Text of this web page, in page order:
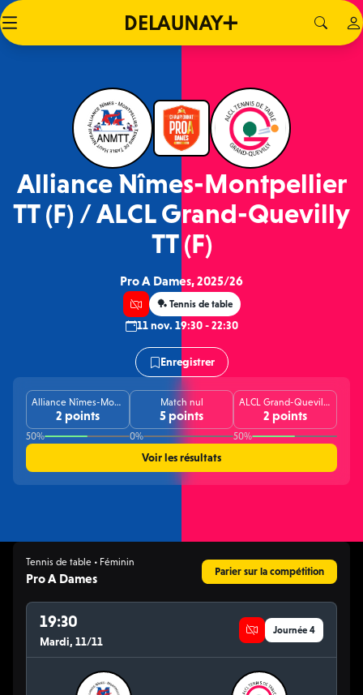
Alliance Nîmes-Montpellier
TT (F) / ALCL Grand-Quevilly
TT (F)
Pro A Dames, 2025/26
🏓 Tennis de table
11 nov. 19:30 - 22:30
Enregistrer
Alliance Nîmes-Montpellier TT (F)
2 points
50%
Match nul
5 points
0%
ALCL Grand-Quevilly TT (F)
2 points
50%
Voir les résultats
Tennis de table • Féminin
Pro A Dames Parier sur la compétition
19:30
Mardi, 11/11
Journée 4